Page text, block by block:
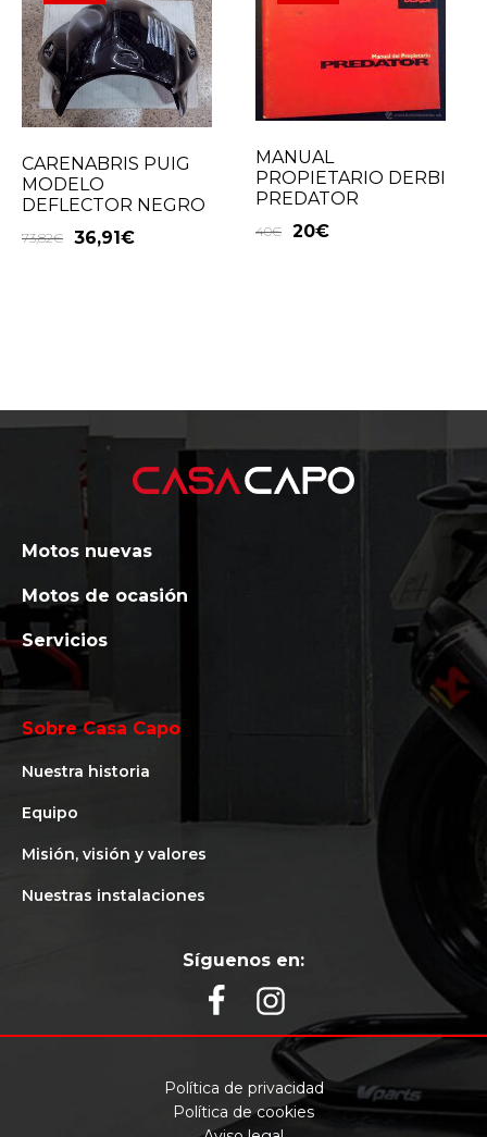
CARENABRIS PUIG
MODELO
DEFLECTOR NEGRO
73,82€ 36,91 €
MANUAL
PROPIETARIO DERBI
PREDATOR
40€ 20€
Motos nuevas
Motos de ocasión
Servicios
Sobre Casa Capo
Nuestra historia
Equipo
Misión, visión y valores
Nuestras instalaciones
Síguenos en:
Política de privacidad
Política de cookies